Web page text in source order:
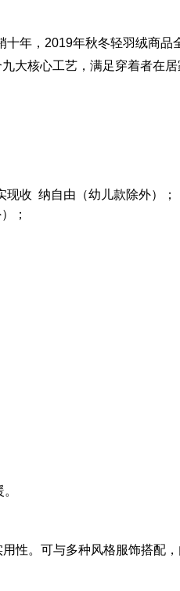
年， 2019年秋冬轻羽绒商品
大核心工艺，满足穿着者在
收 纳自由（幼儿款除外）；
；
性。可与多种风格服饰搭配，